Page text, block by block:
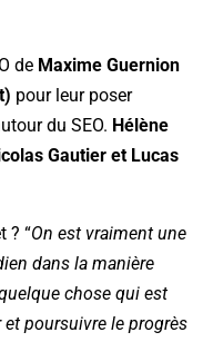
de Maxime Guernion
pour leur poser
du SEO. Hélène
Gautier et Lucas
? “On est vraiment une
dans la manière
chose qui est
poursuivre le progrès